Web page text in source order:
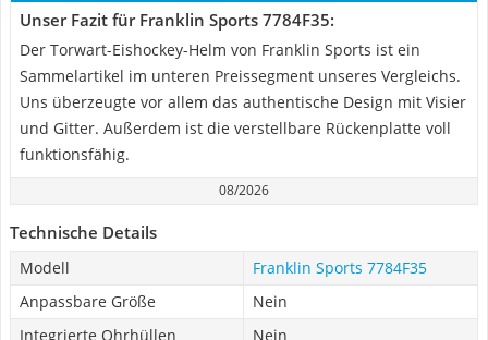
Unser Fazit für Franklin Sports 7784F35:
Der Torwart-Eishockey-Helm von Franklin Sports ist ein
Sammelartikel im unteren Preissegment unseres Vergleichs.
Uns überzeugte vor allem das authentische Design mit Visier
und Gitter. Außerdem ist die verstellbare Rückenplatte voll
funktionsfähig.
08/2026
Technische Details
Modell
Franklin Sports 7784F35
Anpassbare Größe
Nein
Integrierte Ohrhüllen
Nein